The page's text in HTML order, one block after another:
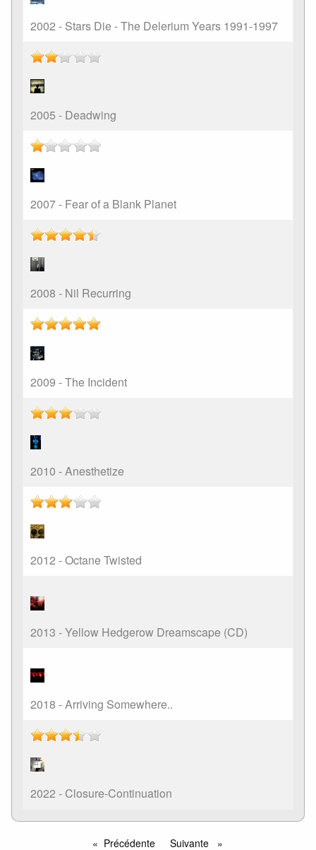
2002 - Stars Die - The Delerium Years 1991-1997
2005 - Deadwing
2007 - Fear of a Blank Planet
2008 - Nil Recurring
2009 - The Incident
2010 - Anesthetize
2012 - Octane Twisted
2013 - Yellow Hedgerow Dreamscape (CD)
2018 - Arriving Somewhere..
2022 - Closure-Continuation
Précédente Suivante